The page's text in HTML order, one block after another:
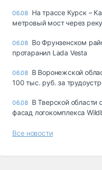
06.08 На трассе Курск –
метровый мост через
06.08 Во Фрунзенском
протаранил Lada Vesta
06.08 В Воронежской
100 тыс. руб. за
06.08 В Тверской области
фасад логокомплекса
Все новости